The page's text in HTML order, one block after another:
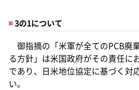
3の1について
御指摘の「米軍が全てのPCB廃
る方針」は米国政府がその責任に
であり、日米地位協定に基づく対
い。